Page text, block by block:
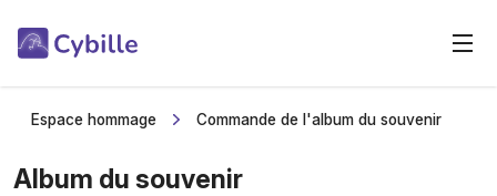
Espace hommage Commande de l'album du souvenir
Album du souvenir